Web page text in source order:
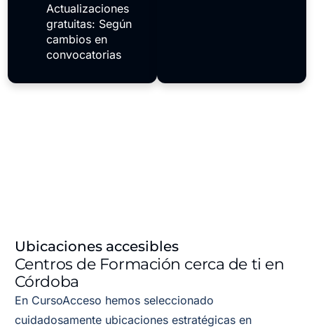
Actualizaciones
gratuitas: Según
cambios en
convocatorias
Ubicaciones accesibles
Centros de Formación cerca de ti en
Córdoba
En CursoAcceso hemos seleccionado
cuidadosamente ubicaciones estratégicas en